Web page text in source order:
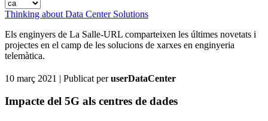
Thinking about Data Center Solutions
Els enginyers de La Salle-URL comparteixen les últimes novetats i
projectes en el camp de les solucions de xarxes en enginyeria
telemàtica.
10 març 2021 | Publicat peruserDataCenter
Impacte del 5G als centres de dades